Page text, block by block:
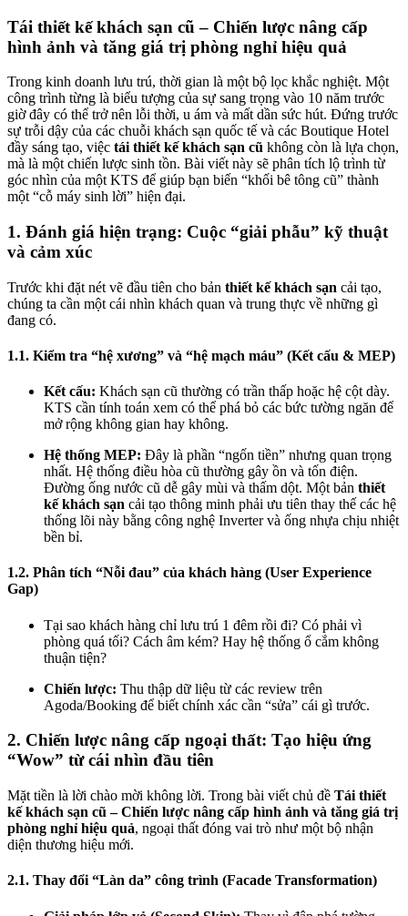
Tái thiết kế khách sạn cũ – Chiến lược nâng cấp
hình ảnh và tăng giá trị phòng nghỉ hiệu quả
Trong kinh doanh lưu trú, thời gian là một bộ lọc khắc nghiệt. Một
công trình từng là biểu tượng của sự sang trọng vào 10 năm trước
giờ đây có thể trở nên lỗi thời, u ám và mất dần sức hút. Đứng trước
sự trỗi dậy của các chuỗi khách sạn quốc tế và các Boutique Hotel
đầy sáng tạo, việc tái thiết kế khách sạn cũ không còn là lựa chọn,
mà là một chiến lược sinh tồn. Bài viết này sẽ phân tích lộ trình từ
góc nhìn của một KTS để giúp bạn biến “khối bê tông cũ” thành
một “cỗ máy sinh lời” hiện đại.
1. Đánh giá hiện trạng: Cuộc “giải phẫu” kỹ thuật
và cảm xúc
Trước khi đặt nét vẽ đầu tiên cho bản thiết kế khách sạn cải tạo,
chúng ta cần một cái nhìn khách quan và trung thực về những gì
đang có.
1.1. Kiểm tra “hệ xương” và “hệ mạch máu” (Kết cấu & MEP)
Kết cấu: Khách sạn cũ thường có trần thấp hoặc hệ cột dày.
KTS cần tính toán xem có thể phá bỏ các bức tường ngăn để
mở rộng không gian hay không.
Hệ thống MEP: Đây là phần “ngốn tiền” nhưng quan trọng
nhất. Hệ thống điều hòa cũ thường gây ồn và tốn điện.
Đường ống nước cũ dễ gây mùi và thấm dột. Một bản thiết
kế khách sạn cải tạo thông minh phải ưu tiên thay thế các hệ
thống lõi này bằng công nghệ Inverter và ống nhựa chịu nhiệt
bền bỉ.
1.2. Phân tích “Nỗi đau” của khách hàng (User Experience
Gap)
Tại sao khách hàng chỉ lưu trú 1 đêm rồi đi? Có phải vì
phòng quá tối? Cách âm kém? Hay hệ thống ổ cắm không
thuận tiện?
Chiến lược: Thu thập dữ liệu từ các review trên
Agoda/Booking để biết chính xác cần “sửa” cái gì trước.
2. Chiến lược nâng cấp ngoại thất: Tạo hiệu ứng
“Wow” từ cái nhìn đầu tiên
Mặt tiền là lời chào mời không lời. Trong bài viết chủ đề Tái thiết
kế khách sạn cũ – Chiến lược nâng cấp hình ảnh và tăng giá trị
phòng nghỉ hiệu quả, ngoại thất đóng vai trò như một bộ nhận
diện thương hiệu mới.
2.1. Thay đổi “Làn da” công trình (Facade Transformation)